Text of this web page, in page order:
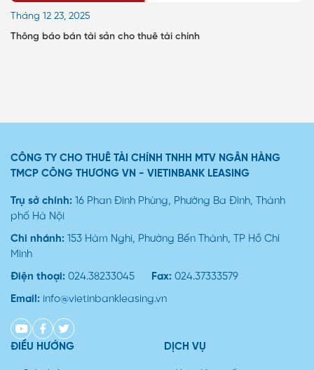
Tháng 12 23, 2025
Thông báo bán tài sản cho thuê tài chính
CÔNG TY CHO THUÊ TÀI CHÍNH TNHH MTV NGÂN HÀNG
TMCP CÔNG THƯƠNG VN - VIETINBANK LEASING
Trụ sở chính: 16 Phan Đình Phùng, Phường Ba Đình, Thành
phố Hà Nội
Chi nhánh: 153 Hàm Nghi, Phường Bến Thành, TP Hồ Chí
Minh
Điện thoại: 024.38233045 Fax: 024.37333579
Email: info@vietinbankleasing.vn
ĐIỀU HƯỚNG DỊCH VỤ